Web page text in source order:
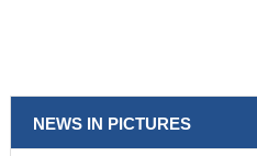
NEWS IN PICTURES